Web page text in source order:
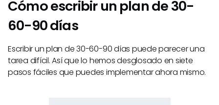
Cómo escribir un plan de 30-
60-90 días
Escribir un plan de 30-60-90 días puede parecer una
tarea difícil. Así que lo hemos desglosado en siete
pasos fáciles que puedes implementar ahora mismo.